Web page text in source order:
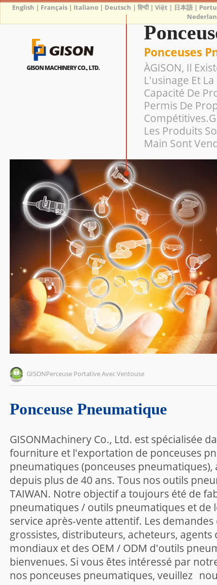
GISON MACHINERY CO., LTD.
Ponceuses
ÀGISON, Il
L'usinage Et
Capacité De
Permis De
Les Produits
Main Sont
GISONPerceuse Portative Avec Ventouse
Ponceuse Pneumatique
GISONMachinery Co., Ltd. est spécialisée
fourniture et l'exportation de ponceuses
pneumatiques (ponceuses pneumatiques),
depuis plus de 40 ans. Tous nos outils
TAIWAN. Notre objectif a toujours été de
pneumatiques / outils pneumatiques et de
service après-vente attentif. Les
grossistes, distributeurs, acheteurs,
mondiaux et des OEM / ODM d'outils
bienvenues. Si vous êtes intéressé par
nos ponceuses pneumatiques, veuillez
English | Français | Italiano | Deutsch |हिन्दी|Việt | 日本語 |